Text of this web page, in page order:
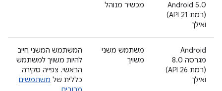
Android 5.0
(רמת API 21)
ואילך
מכשיר מנוהל
Android
מגרסה 8.0
(רמת API 26)
ואילך
משתמש משני
משויך
המשתמש המשני חייב
להיות משויך למשתמש
הראשי. צפייה סקירה
כללית של משתמשים